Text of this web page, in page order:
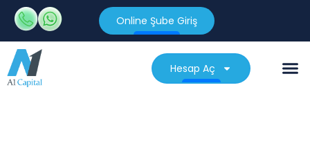
Online Şube Giriş
Hesap Aç